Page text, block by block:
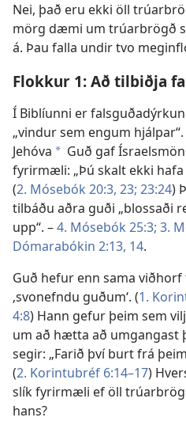
Nei, það eru ekki öll
mörg dæmi um trúarbrögð
á. Þau falla undir tvo
Flokkur 1: Að tilbiðja
Í Biblíunni er
„vindur sem engum hjálpar“.
Jehóva a Guð gaf
fyrirmæli: „Þú skalt ekki hafa
(2. Mósebók 20:3, 23; 23:24)
tilbáðu aðra guði „blossaði
upp“. –4. Mósebók 25:3; 3.
Dómarabókin 2:13, 14.
Guð hefur enn sama
‚svonefndu guðum‘. (1.
4:8) Hann gefur þeim sem
um að hætta að umgangast
segir: „Farið því burt frá
(2. Korintubréf 6:14–17)
slík fyrirmæli ef öll
hans?